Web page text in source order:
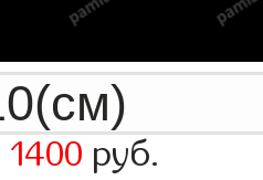
1400 руб.